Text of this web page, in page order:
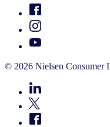
© 2026 Nielsen Consumer